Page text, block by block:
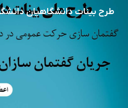
طرح بینات دانشگاهیان